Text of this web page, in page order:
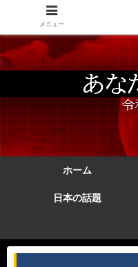
ホーム
日本の話題
メニュー